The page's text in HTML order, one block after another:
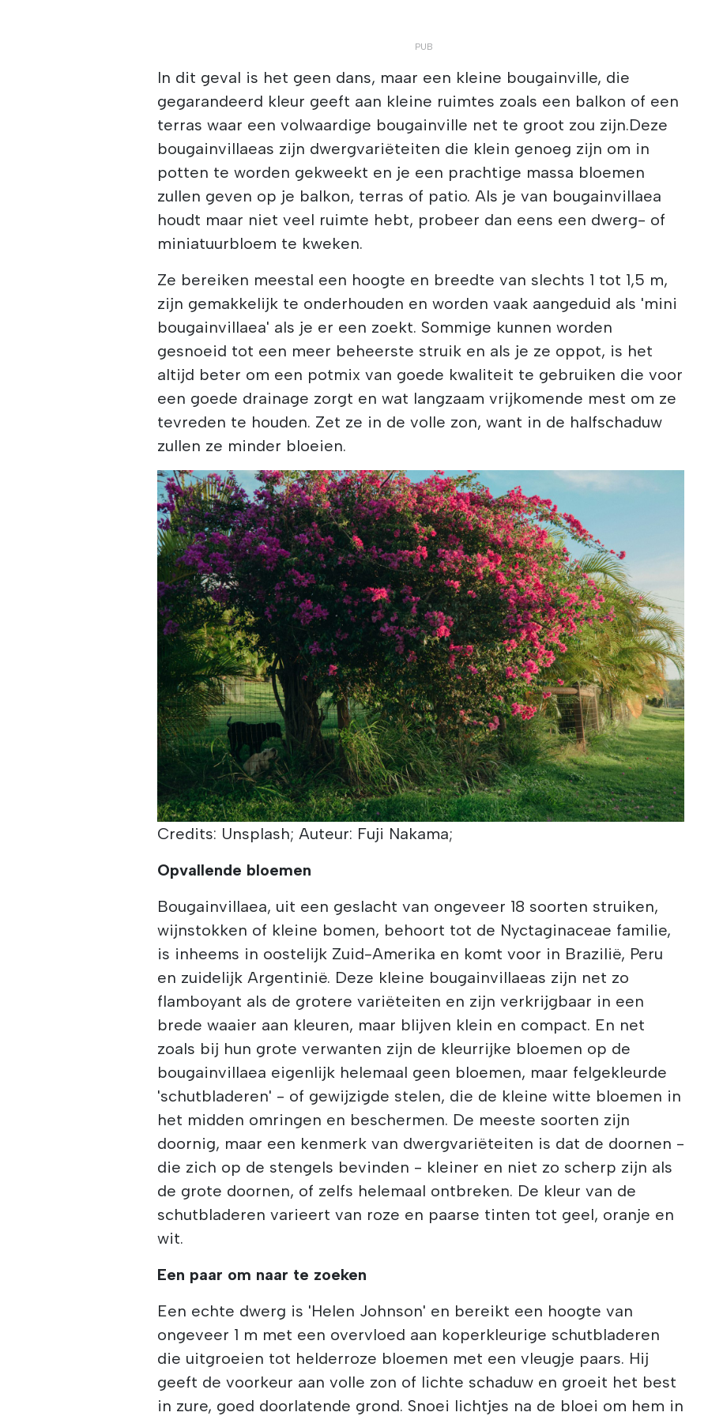
In dit geval is het geen dans, maar een kleine bougainville, die
gegarandeerd kleur geeft aan kleine ruimtes zoals een balkon of een
terras waar een volwaardige bougainville net te groot zou zijn.Deze
bougainvillaeas zijn dwergvariëteiten die klein genoeg zijn om in
potten te worden gekweekt en je een prachtige massa bloemen
zullen geven op je balkon, terras of patio. Als je van bougainvillaea
houdt maar niet veel ruimte hebt, probeer dan eens een dwerg- of
miniatuurbloem te kweken.
Ze bereiken meestal een hoogte en breedte van slechts 1 tot 1,5 m,
zijn gemakkelijk te onderhouden en worden vaak aangeduid als 'mini
bougainvillaea' als je er een zoekt. Sommige kunnen worden
gesnoeid tot een meer beheerste struik en als je ze oppot, is het
altijd beter om een potmix van goede kwaliteit te gebruiken die voor
een goede drainage zorgt en wat langzaam vrijkomende mest om ze
tevreden te houden. Zet ze in de volle zon, want in de halfschaduw
zullen ze minder bloeien.
Credits: Unsplash; Auteur: Fuji Nakama;
Opvallende bloemen
Bougainvillaea, uit een geslacht van ongeveer 18 soorten struiken,
wijnstokken of kleine bomen, behoort tot de Nyctaginaceae familie,
is inheems in oostelijk Zuid-Amerika en komt voor in Brazilië, Peru
en zuidelijk Argentinië. Deze kleine bougainvillaeas zijn net zo
flamboyant als de grotere variëteiten en zijn verkrijgbaar in een
brede waaier aan kleuren, maar blijven klein en compact. En net
zoals bij hun grote verwanten zijn de kleurrijke bloemen op de
bougainvillaea eigenlijk helemaal geen bloemen, maar felgekleurde
'schutbladeren' - of gewijzigde stelen, die de kleine witte bloemen in
het midden omringen en beschermen. De meeste soorten zijn
doornig, maar een kenmerk van dwergvariëteiten is dat de doornen -
die zich op de stengels bevinden - kleiner en niet zo scherp zijn als
de grote doornen, of zelfs helemaal ontbreken. De kleur van de
schutbladeren varieert van roze en paarse tinten tot geel, oranje en
wit.
Een paar om naar te zoeken
Een echte dwerg is 'Helen Johnson' en bereikt een hoogte van
ongeveer 1 m met een overvloed aan koperkleurige schutbladeren
die uitgroeien tot helderroze bloemen met een vleugje paars. Hij
geeft de voorkeur aan volle zon of lichte schaduw en groeit het best
in zure, goed doorlatende grond. Snoei lichtjes na de bloei om hem in